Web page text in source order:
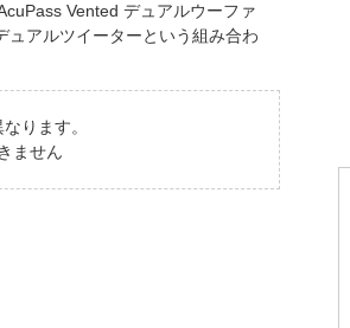
法人窓口
IR情報
Vented デュアルウーファ
ュアルツイーターという組み合わ
ります。
ません